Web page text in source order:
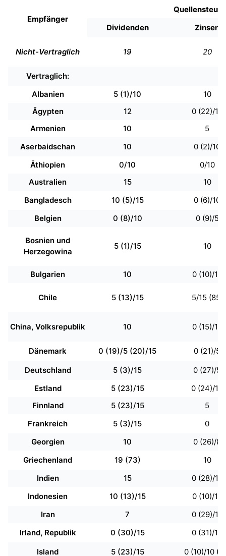
Empfänger
Dividenden
Zinsen
Nicht-Vertraglich 19 20
Vertraglich:
Albanien
5 (1)/10
10
Ägypten
12
0 (22)/12
Armenien
10
5
Aserbaidschan
10
0 (2)/10
Äthiopien
0/10
0/10
Australien
15
10
Bangladesch
10 (5)/15
0 (6)/10
Belgien
0 (8)/10 0 (9)/5
Bosnien und
Herzegowina
5 (1)/15 10
Bulgarien 10 0 (10)/10
Chile 5 (13)/15 5/15 (85)
China, Volksrepublik 10 0 (15)/10
Dänemark 0 (19)/5 (20)/15
0 (21)/5
Deutschland
5 (3)/15
0 (27)/5
Estland
5 (23)/15
0 (24)/10
Finnland
5 (23)/15
5
Frankreich
5 (3)/15
0
Georgien
10
0 (26)/8
Griechenland
19 (73)
10
Indien
15
0 (28)/15
Indonesien
10 (13)/15
0 (10)/10
Iran
7
0 (29)/10
Irland, Republik
0 (30)/15
0 (31)/10
Island
5 (23)/15 0 (10)/10